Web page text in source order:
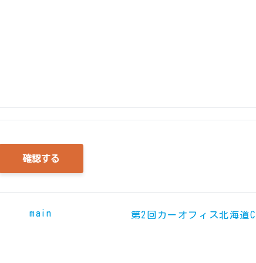
main 第2回カーオフィス北海道